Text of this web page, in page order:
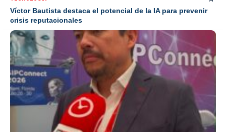
Víctor Bautista destaca el potencial de la IA para prevenir
crisis reputacionales